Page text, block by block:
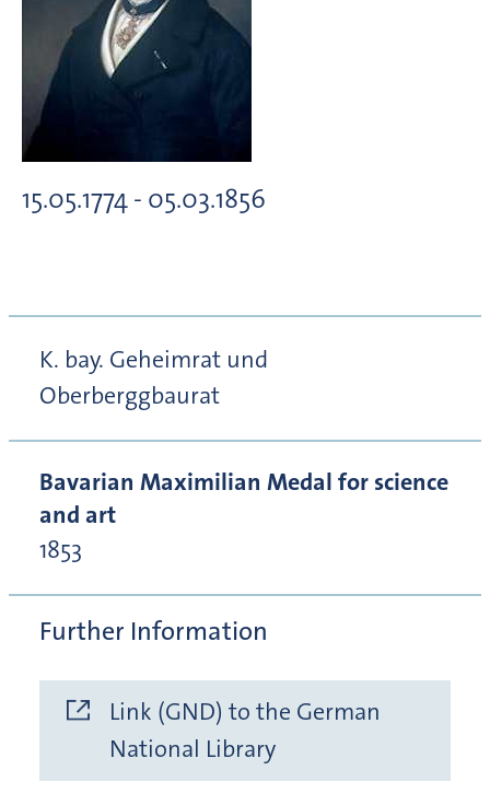
15.05.1774 - 05.03.1856
K. bay. Geheimrat und
Oberberggbaurat
Bavarian Maximilian Medal for science
and art
1853
Further Information
Link (GND) to the German
National Library